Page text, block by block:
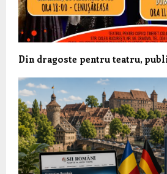
Din dragoste pentru teatru,